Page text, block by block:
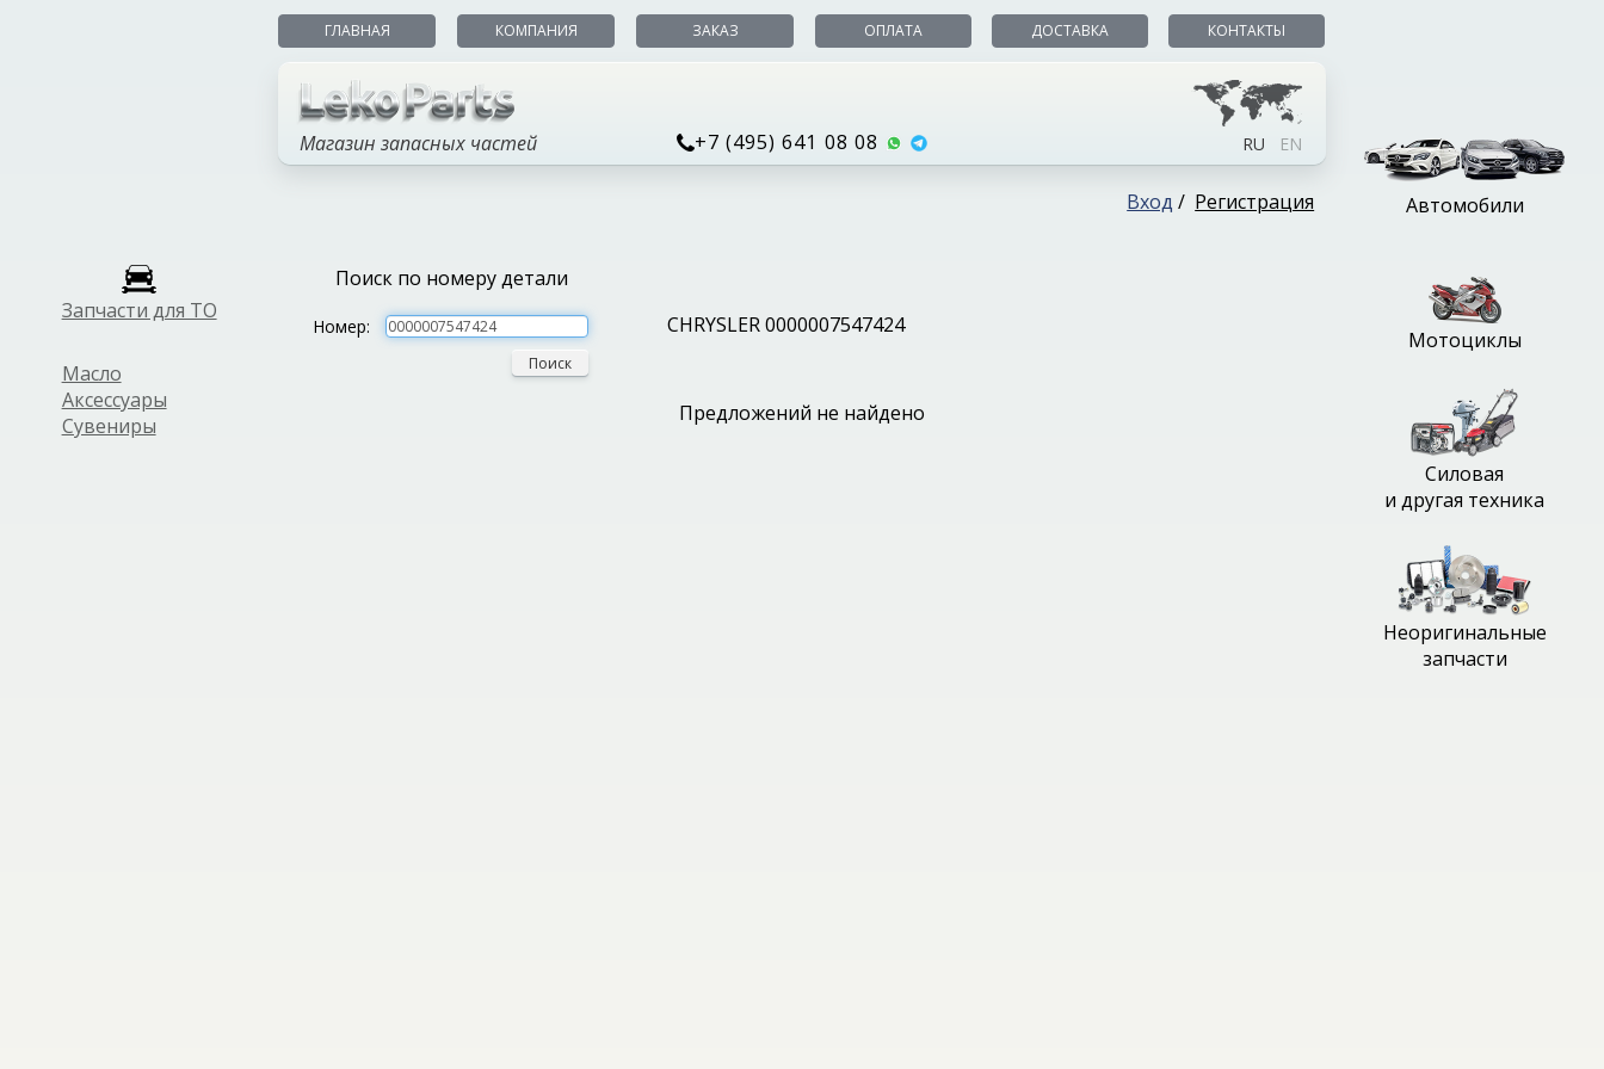
Запчасти для ТО
Масло
Аксессуары
Сувениры
ГЛАВНАЯ КОМПАНИЯ ЗАКАЗ ОПЛАТА ДОСТАВКА КОНТАКТЫ
Магазин запасных частей +7 (495) 641 08 08 RU EN
Вход / Регистрация
Поиск по номеру детали
Номер:
Поиск
CHRYSLER 0000007547424
Предложений не найдено
Автомобили
Мотоциклы
Силовая
и другая техника
Неоригинальные
запчасти